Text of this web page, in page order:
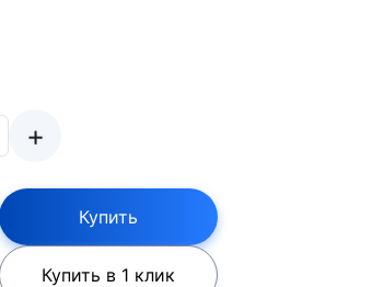
+
Купить
Купить в 1 клик